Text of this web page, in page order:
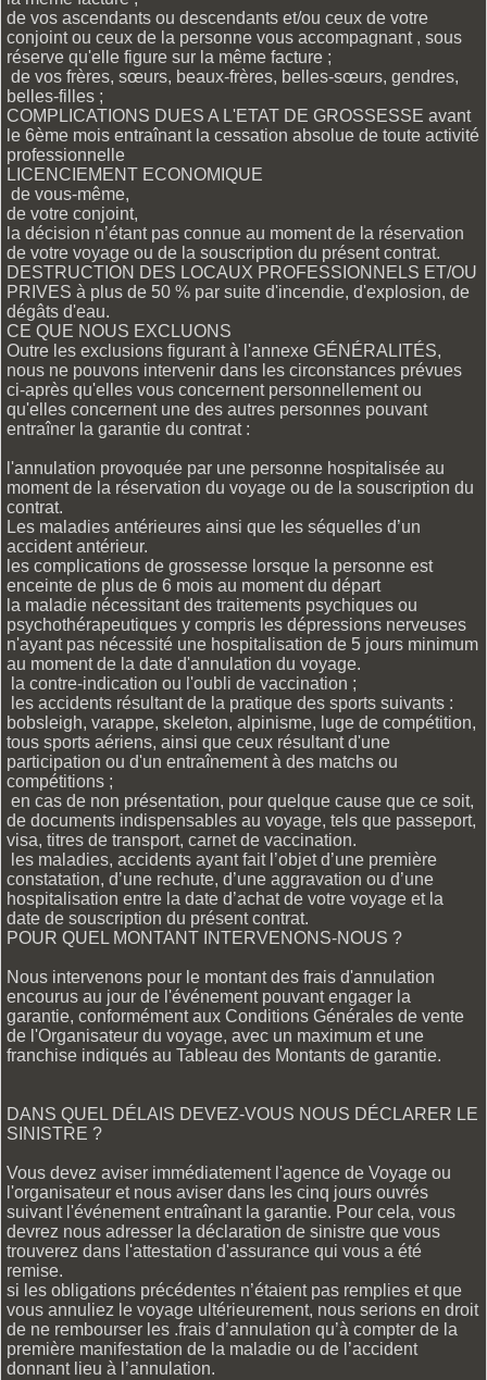
de vos ascendants ou descendants et/ou ceux de votre
conjoint ou ceux de la personne vous accompagnant , sous
réserve qu'elle figure sur la même facture ;
de vos frères, sœurs, beaux-frères, belles-sœurs, gendres,
belles-filles ;
COMPLICATIONS DUES A L'ETAT DE GROSSESSE avant
le 6ème mois entraînant la cessation absolue de toute activité
professionnelle
LICENCIEMENT ECONOMIQUE
de vous-même,
de votre conjoint,
la décision n’étant pas connue au moment de la réservation
de votre voyage ou de la souscription du présent contrat.
DESTRUCTION DES LOCAUX PROFESSIONNELS ET/OU
PRIVES à plus de 50 % par suite d'incendie, d'explosion, de
dégâts d'eau.
CE QUE NOUS EXCLUONS
Outre les exclusions figurant à l'annexe GÉNÉRALITÉS,
nous ne pouvons intervenir dans les circonstances prévues
ci-après qu'elles vous concernent personnellement ou
qu'elles concernent une des autres personnes pouvant
entraîner la garantie du contrat :
l'annulation provoquée par une personne hospitalisée au
moment de la réservation du voyage ou de la souscription du
contrat.
Les maladies antérieures ainsi que les séquelles d’un
accident antérieur.
les complications de grossesse lorsque la personne est
enceinte de plus de 6 mois au moment du départ
la maladie nécessitant des traitements psychiques ou
psychothérapeutiques y compris les dépressions nerveuses
n'ayant pas nécessité une hospitalisation de 5 jours minimum
au moment de la date d'annulation du voyage.
la contre-indication ou l'oubli de vaccination ;
les accidents résultant de la pratique des sports suivants :
bobsleigh, varappe, skeleton, alpinisme, luge de compétition,
tous sports aériens, ainsi que ceux résultant d'une
participation ou d'un entraînement à des matchs ou
compétitions ;
en cas de non présentation, pour quelque cause que ce soit,
de documents indispensables au voyage, tels que passeport,
visa, titres de transport, carnet de vaccination.
les maladies, accidents ayant fait l’objet d’une première
constatation, d’une rechute, d’une aggravation ou d’une
hospitalisation entre la date d’achat de votre voyage et la
date de souscription du présent contrat.
POUR QUEL MONTANT INTERVENONS-NOUS ?
Nous intervenons pour le montant des frais d'annulation
encourus au jour de l'événement pouvant engager la
garantie, conformément aux Conditions Générales de vente
de l'Organisateur du voyage, avec un maximum et une
franchise indiqués au Tableau des Montants de garantie.
DANS QUEL DÉLAIS DEVEZ-VOUS NOUS DÉCLARER LE
SINISTRE ?
Vous devez aviser immédiatement l'agence de Voyage ou
l'organisateur et nous aviser dans les cinq jours ouvrés
suivant l'événement entraînant la garantie. Pour cela, vous
devrez nous adresser la déclaration de sinistre que vous
trouverez dans l'attestation d'assurance qui vous a été
remise.
si les obligations précédentes n’étaient pas remplies et que
vous annuliez le voyage ultérieurement, nous serions en droit
de ne rembourser les .frais d’annulation qu’à compter de la
première manifestation de la maladie ou de l’accident
donnant lieu à l’annulation.